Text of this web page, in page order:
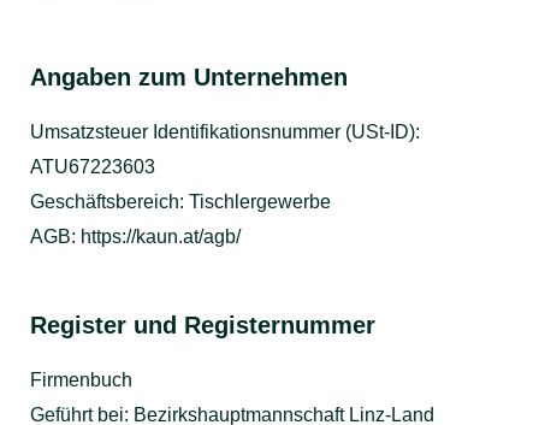
Angaben zum Unternehmen
Umsatzsteuer Identifikationsnummer (USt-ID):
ATU67223603
Geschäftsbereich: Tischlergewerbe
AGB: https://kaun.at/agb/
Register und Registernummer
Firmenbuch
Geführt bei: Bezirkshauptmannschaft Linz-Land